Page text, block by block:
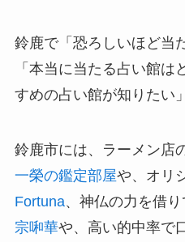
鈴鹿で「恐ろしいほど当
「本当に当たる占い館
すめの占い館が知りたい
鈴鹿市には、ラーメン店
一榮の鑑定部屋や、オリ
Fortuna、神仏の力を借り
宗啝華や、高い的中率で